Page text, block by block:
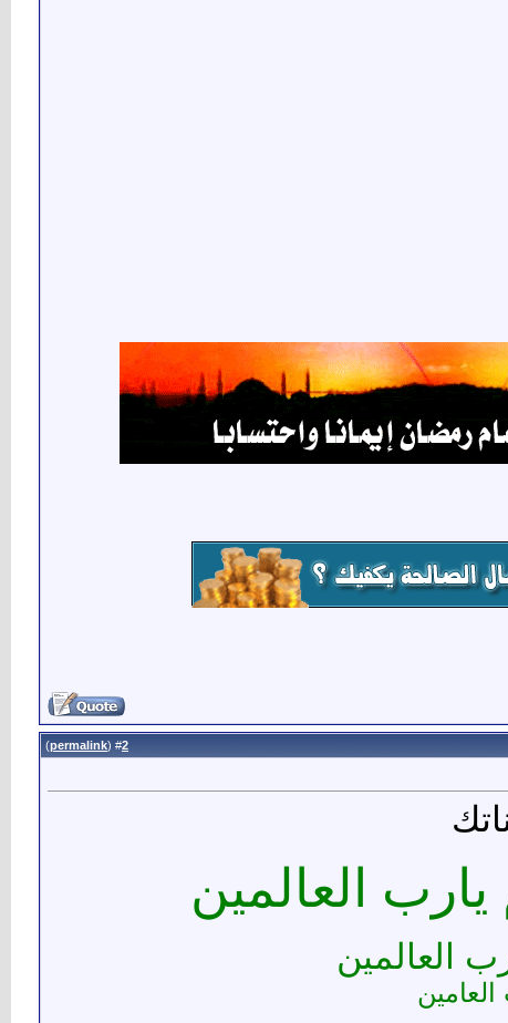
2
(
permalink
)
يارب العالمين
العالمين
العامين